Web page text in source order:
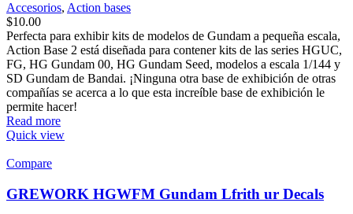
Accesorios, Action bases
$10.00
Perfecta para exhibir kits de modelos de Gundam a pequeña escala,
Action Base 2 está diseñada para contener kits de las series HGUC,
FG, HG Gundam 00, HG Gundam Seed, modelos a escala 1/144 y
SD Gundam de Bandai. ¡Ninguna otra base de exhibición de otras
compañías se acerca a lo que esta increíble base de exhibición le
permite hacer!
Read more
Quick view
Compare
GREWORK HGWFM Gundam Lfrith ur Decals